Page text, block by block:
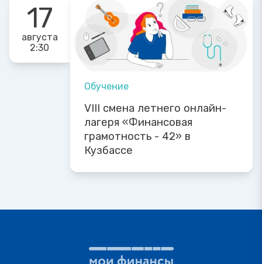
17
августа
2:30
Обучение
VIII смена летнего онлайн-
лагеря «Финансовая
грамотность - 42» в
Кузбассе